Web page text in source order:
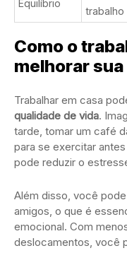
Equilíbrio
trabalho
Como o
melhorar
Trabalhar em casa
qualidade de vida.
tarde, tomar um café
para se exercitar
pode reduzir o
Além disso, você
amigos, o que é
emocional. Com
deslocamentos, você